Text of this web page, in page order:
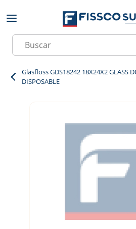
Skip to main content
Site Search
Glasfloss GDS18242 18X24X2 GLASS
DISPOSABLE